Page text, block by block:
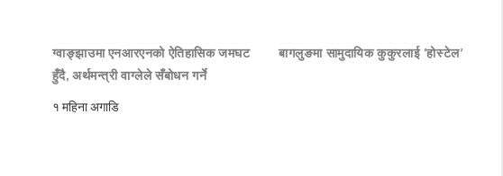
ग्वाङ्झाउमा एनआरएनको ऐतिहासिक जमघट
हुँदै, अर्थमन्त्री वाग्लेले सँबोधन गर्ने
१ महिना अगाडि
बागलुङमा सामुदायिक कुकुरलाई ‘होस्टेल’